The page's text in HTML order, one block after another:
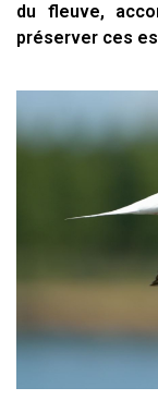
du fleuve,
préserver ces